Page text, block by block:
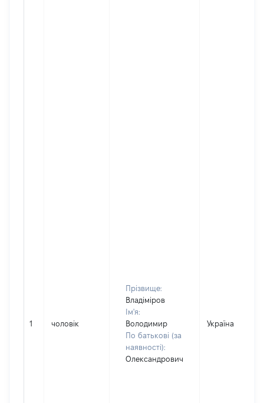
1 чоловік
Прізвище:
Владіміров
Ім'я:
Володимир
По батькові (за
наявності):
Олександрович
Україна